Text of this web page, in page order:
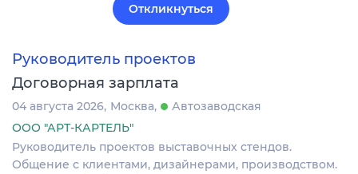
Откликнуться
Руководитель проектов
Договорная зарплата
04 августа 2026 Москва
Автозаводская
ООО "АРТ-КАРТЕЛЬ"
Руководитель проектов выставочных стендов.
Общение с клиентами, дизайнерами, производством.